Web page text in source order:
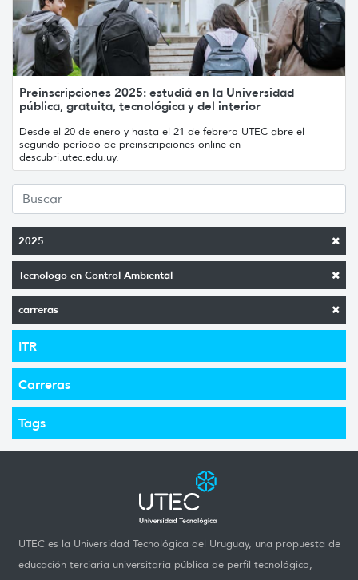
2025
Tecnólogo en Control Ambiental
carreras
ITR
Carreras
Tags
Preinscripciones 2025: estudiá en la Universidad
pública, gratuita, tecnológica y del interior
Desde el 20 de enero y hasta el 21 de febrero UTEC abre el
segundo período de preinscripciones online en
descubri.utec.edu.uy.
UTEC es la Universidad Tecnológica del Uruguay, una propuesta de
educación terciaria universitaria pública de perfil tecnológico,